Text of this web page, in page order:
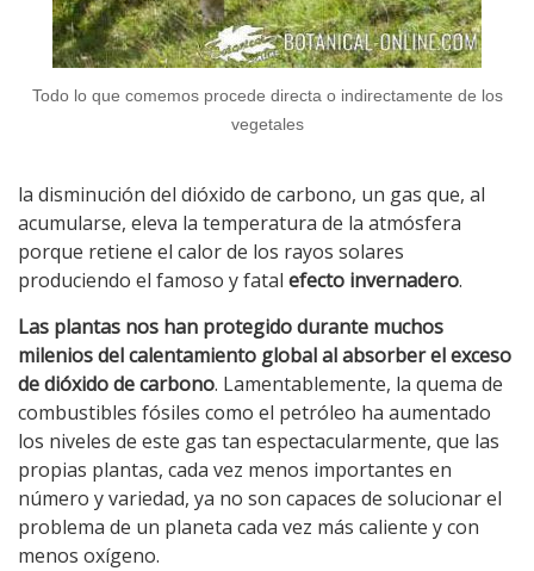
Todo lo que comemos procede directa o indirectamente de los
vegetales
la disminución del dióxido de carbono, un gas que, al
acumularse, eleva la temperatura de la atmósfera
porque retiene el calor de los rayos solares
produciendo el famoso y fatal efecto invernadero.
Las plantas nos han protegido durante muchos
milenios del calentamiento global al absorber el exceso
de dióxido de carbono. Lamentablemente, la quema de
combustibles fósiles como el petróleo ha aumentado
los niveles de este gas tan espectacularmente, que las
propias plantas, cada vez menos importantes en
número y variedad, ya no son capaces de solucionar el
problema de un planeta cada vez más caliente y con
menos oxígeno.